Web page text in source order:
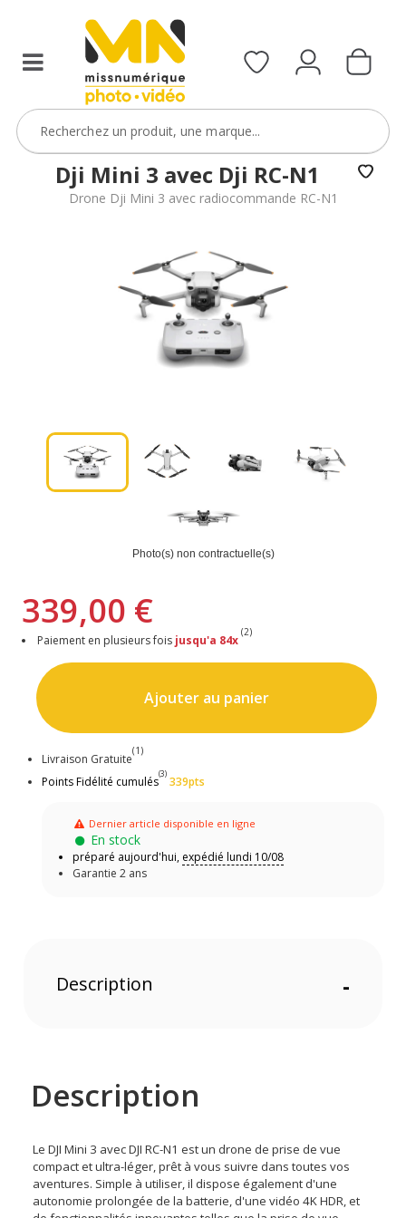
Dji Mini 3 avec Dji RC-N1
Drone Dji Mini 3 avec radiocommande RC-N1
Photo(s) non contractuelle(s)
339,00 €
Paiement en plusieurs fois jusqu'a 84x
(2)
Ajouter au panier
Livraison Gratuite
(1)
Points Fidélité cumulés
(3)
339pts
Dernier article disponible en ligne
En stock
préparé aujourd'hui, expédié lundi 10/08
Garantie 2 ans
Description -
Description
Le DJI Mini 3 avec DJI RC-N1 est un drone de prise de vue
compact et ultra-léger, prêt à vous suivre dans toutes vos
aventures. Simple à utiliser, il dispose également d'une
autonomie prolongée de la batterie, d'une vidéo 4K HDR, et